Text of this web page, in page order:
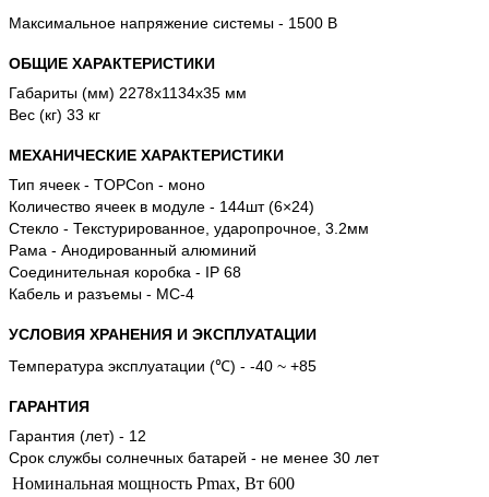
Максимальное напряжение системы - 1500 В
ОБЩИЕ ХАРАКТЕРИСТИКИ
Габариты (мм) 2278х1134х35 мм
Вес (кг) 33 кг
МЕХАНИЧЕСКИЕ ХАРАКТЕРИСТИКИ
Тип ячеек - TOPCon - моно
Количество ячеек в модуле - 144шт (6×24)
Стекло - Текстурированное, ударопрочное, 3.2мм
Рама - Анодированный алюминий
Соединительная коробка - IP 68
Кабель и разъемы - МС-4
УСЛОВИЯ ХРАНЕНИЯ И ЭКСПЛУАТАЦИИ
Температура эксплуатации (℃) - -40 ~ +85
ГАРАНТИЯ
Гарантия (лет) - 12
Срок службы солнечных батарей - не менее 30 лет
Номинальная мощность Pmax, Вт 600